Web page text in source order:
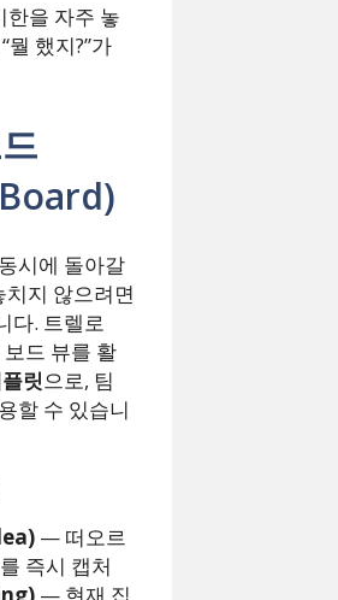
한을 자주 놓
뭘 했지?”가
시에 돌아갈
지 않으려면
다. 트렐로
드 뷰를 활
릿으로, 팀
할 수 있습니
— 떠오르
즉시 캡처
— 현재 집